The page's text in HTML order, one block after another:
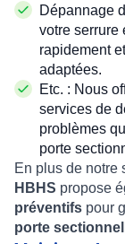
Dépannage
votre serrure
rapidement
adaptées.
Etc. : Nous
services de
problèmes
porte
En plus de notre
HBHS propose
préventifs pour
porte